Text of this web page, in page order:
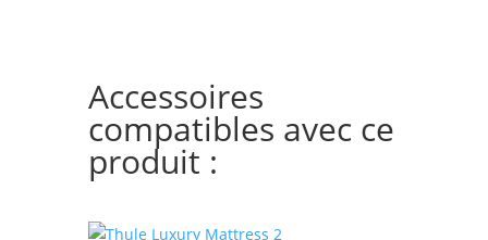
Accessoires
compatibles avec ce
produit :